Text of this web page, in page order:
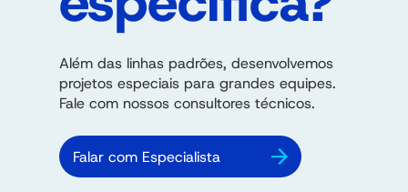
Além das linhas padrões, desenvolvemos
projetos especiais para grandes equipes.
Fale com nossos consultores técnicos.
Falar com Especialista